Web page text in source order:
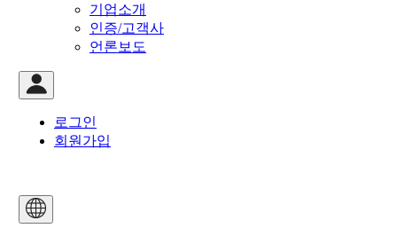
기업소개
인증/고객사
언론보도
로그인
회원가입